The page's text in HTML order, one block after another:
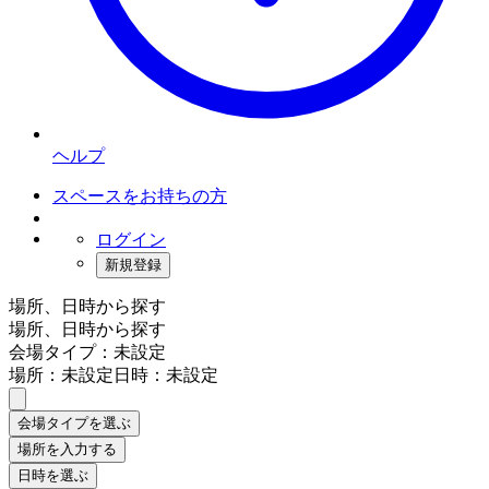
ヘルプ
スペースをお持ちの方
ログイン
新規登録
場所、日時から探す
場所、日時から探す
会場タイプ：未設定
場所：未設定日時：未設定
会場タイプを選ぶ
場所を入力する
日時を選ぶ